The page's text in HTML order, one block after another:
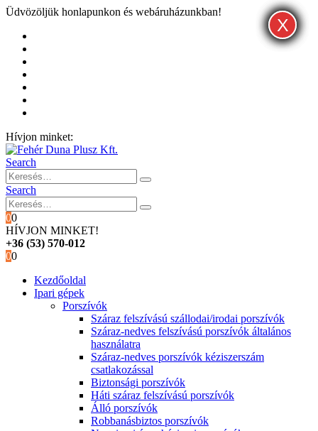
Üdvözöljük honlapunkon és webáruházunkban!
Hívjon minket:
Search
Search
00
HÍVJON MINKET!
+36 (53) 570-012
00
Kezdőoldal
Ipari gépek
Porszívók
Száraz felszívású szállodai/irodai porszívók
Száraz-nedves felszívású porszívók általános
használatra
Száraz-nedves porszívók kéziszerszám
csatlakozással
Biztonsági porszívók
Háti száraz felszívású porszívók
Álló porszívók
Robbanásbiztos porszívók
X
X
X